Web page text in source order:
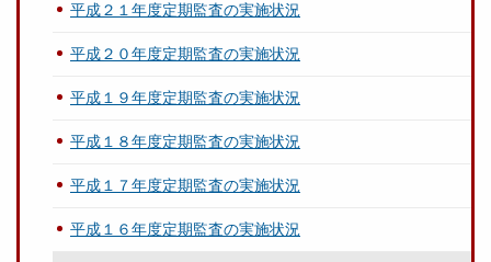
平成２１年度定期監査の実施状況
平成２０年度定期監査の実施状況
平成１９年度定期監査の実施状況
平成１８年度定期監査の実施状況
平成１７年度定期監査の実施状況
平成１６年度定期監査の実施状況